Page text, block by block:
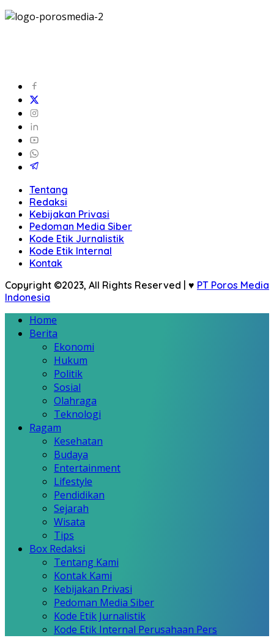
Tentang
Redaksi
Kebijakan Privasi
Pedoman Media Siber
Kode Etik Jurnalistik
Kode Etik Internal
Kontak
Copyright ©2023, All Rights Reserved | ♥ PT Poros Media
Indonesia
Home
Berita
Ekonomi
Hukum
Politik
Sosial
Olahraga
Teknologi
Ragam
Kesehatan
Budaya
Entertainment
Lifestyle
Pendidikan
Sejarah
Wisata
Tips
Box Redaksi
Tentang Kami
Kontak Kami
Kebijakan Privasi
Pedoman Media Siber
Kode Etik Jurnalistik
Kode Etik Internal Perusahaan Pers